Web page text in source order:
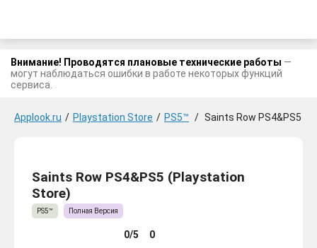
Внимание! Проводятся плановые технические работы —
могут наблюдаться ошибки в работе некоторых функций
сервиса.
Applook.ru / Playstation Store / PS5™ / Saints Row PS4&PS5
Saints Row PS4&PS5 (Playstation
Store)
PS5™ Полная Версия
0/5 0